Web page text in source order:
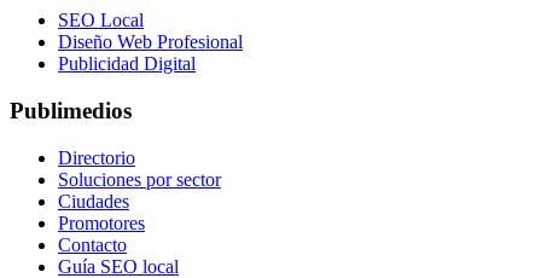
SEO Local
Diseño Web Profesional
Publicidad Digital
Publimedios
Directorio
Soluciones por sector
Ciudades
Promotores
Contacto
Guía SEO local